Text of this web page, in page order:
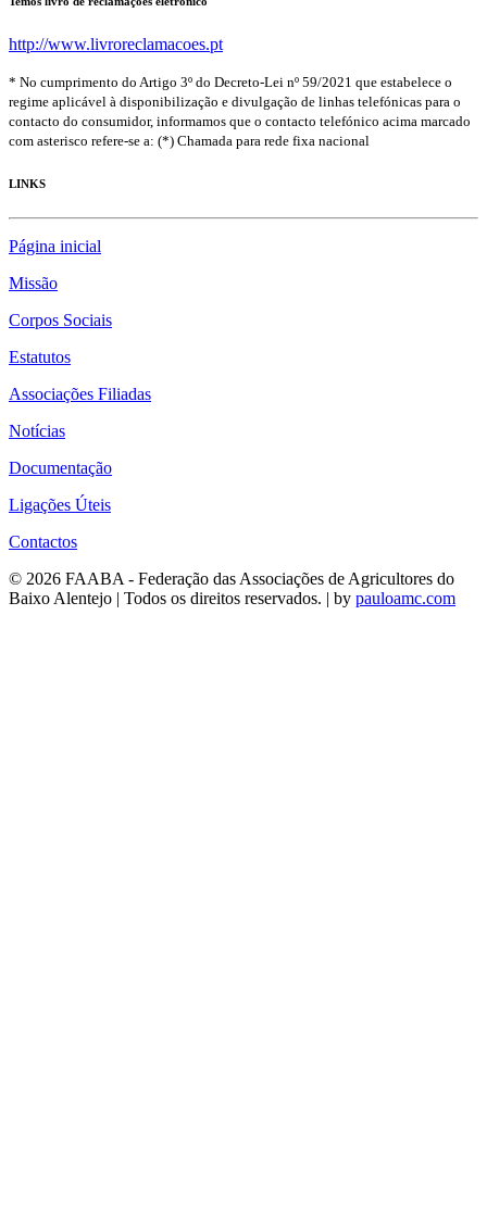
http://www.livroreclamacoes.pt
* No cumprimento do Artigo 3º do Decreto-Lei nº 59/2021 que estabelece o
regime aplicável à disponibilização e divulgação de linhas telefónicas para o
contacto do consumidor, informamos que o contacto telefónico acima marcado
com asterisco refere-se a: (*) Chamada para rede fixa nacional
LINKS
Página inicial
Missão
Corpos Sociais
Estatutos
Associações Filiadas
Notícias
Documentação
Ligações Úteis
Contactos
© 2026 FAABA - Federação das Associações de Agricultores do
Baixo Alentejo | Todos os direitos reservados. | by pauloamc.com